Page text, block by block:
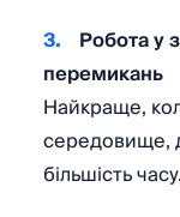
Робота у
перемикань
Найкраще,
середовище,
більшість часу.